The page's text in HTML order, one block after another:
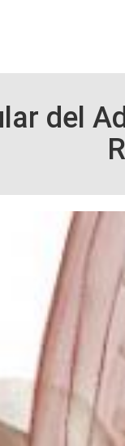
del